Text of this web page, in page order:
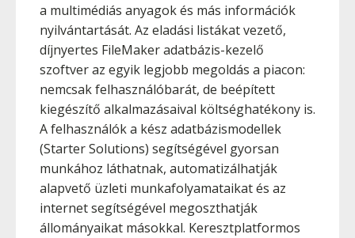
a multimédiás anyagok és más információk
nyilvántartását. Az eladási listákat vezető,
díjnyertes FileMaker adatbázis-kezelő
szoftver az egyik legjobb megoldás a piacon:
nemcsak felhasználóbarát, de beépített
kiegészítő alkalmazásaival költséghatékony is.
A felhasználók a kész adatbázismodellek
(Starter Solutions) segítségével gyorsan
munkához láthatnak, automatizálhatják
alapvető üzleti munkafolyamataikat és az
internet segítségével megoszthatják
állományaikat másokkal. Keresztplatformos